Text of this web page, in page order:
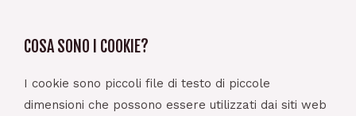
COSA SONO I COOKIE?
I cookie sono piccoli file di testo di piccole
dimensioni che possono essere utilizzati dai siti web